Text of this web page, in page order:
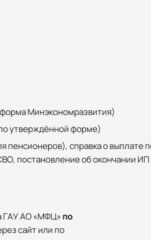
Минэкономразвития)
утверждённой форме)
справка о выплате
постановление об окончании
ГАУ АО «МФЦ» по
сайт или по